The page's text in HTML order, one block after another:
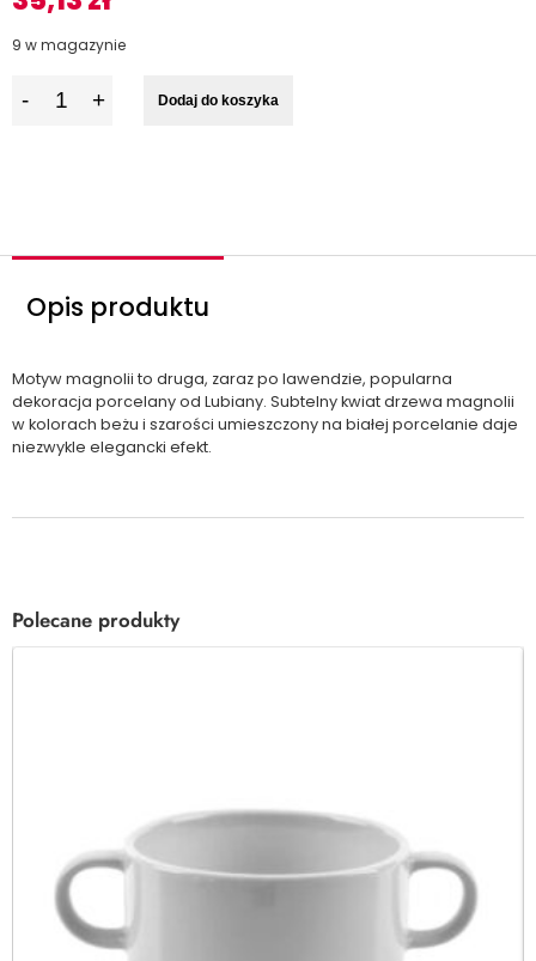
9 w magazynie
Dodaj do koszyka
Opis produktu
Motyw magnolii to druga, zaraz po lawendzie, popularna
dekoracja porcelany od Lubiany. Subtelny kwiat drzewa magnolii
w kolorach beżu i szarości umieszczony na białej porcelanie daje
niezwykle elegancki efekt.
Polecane produkty